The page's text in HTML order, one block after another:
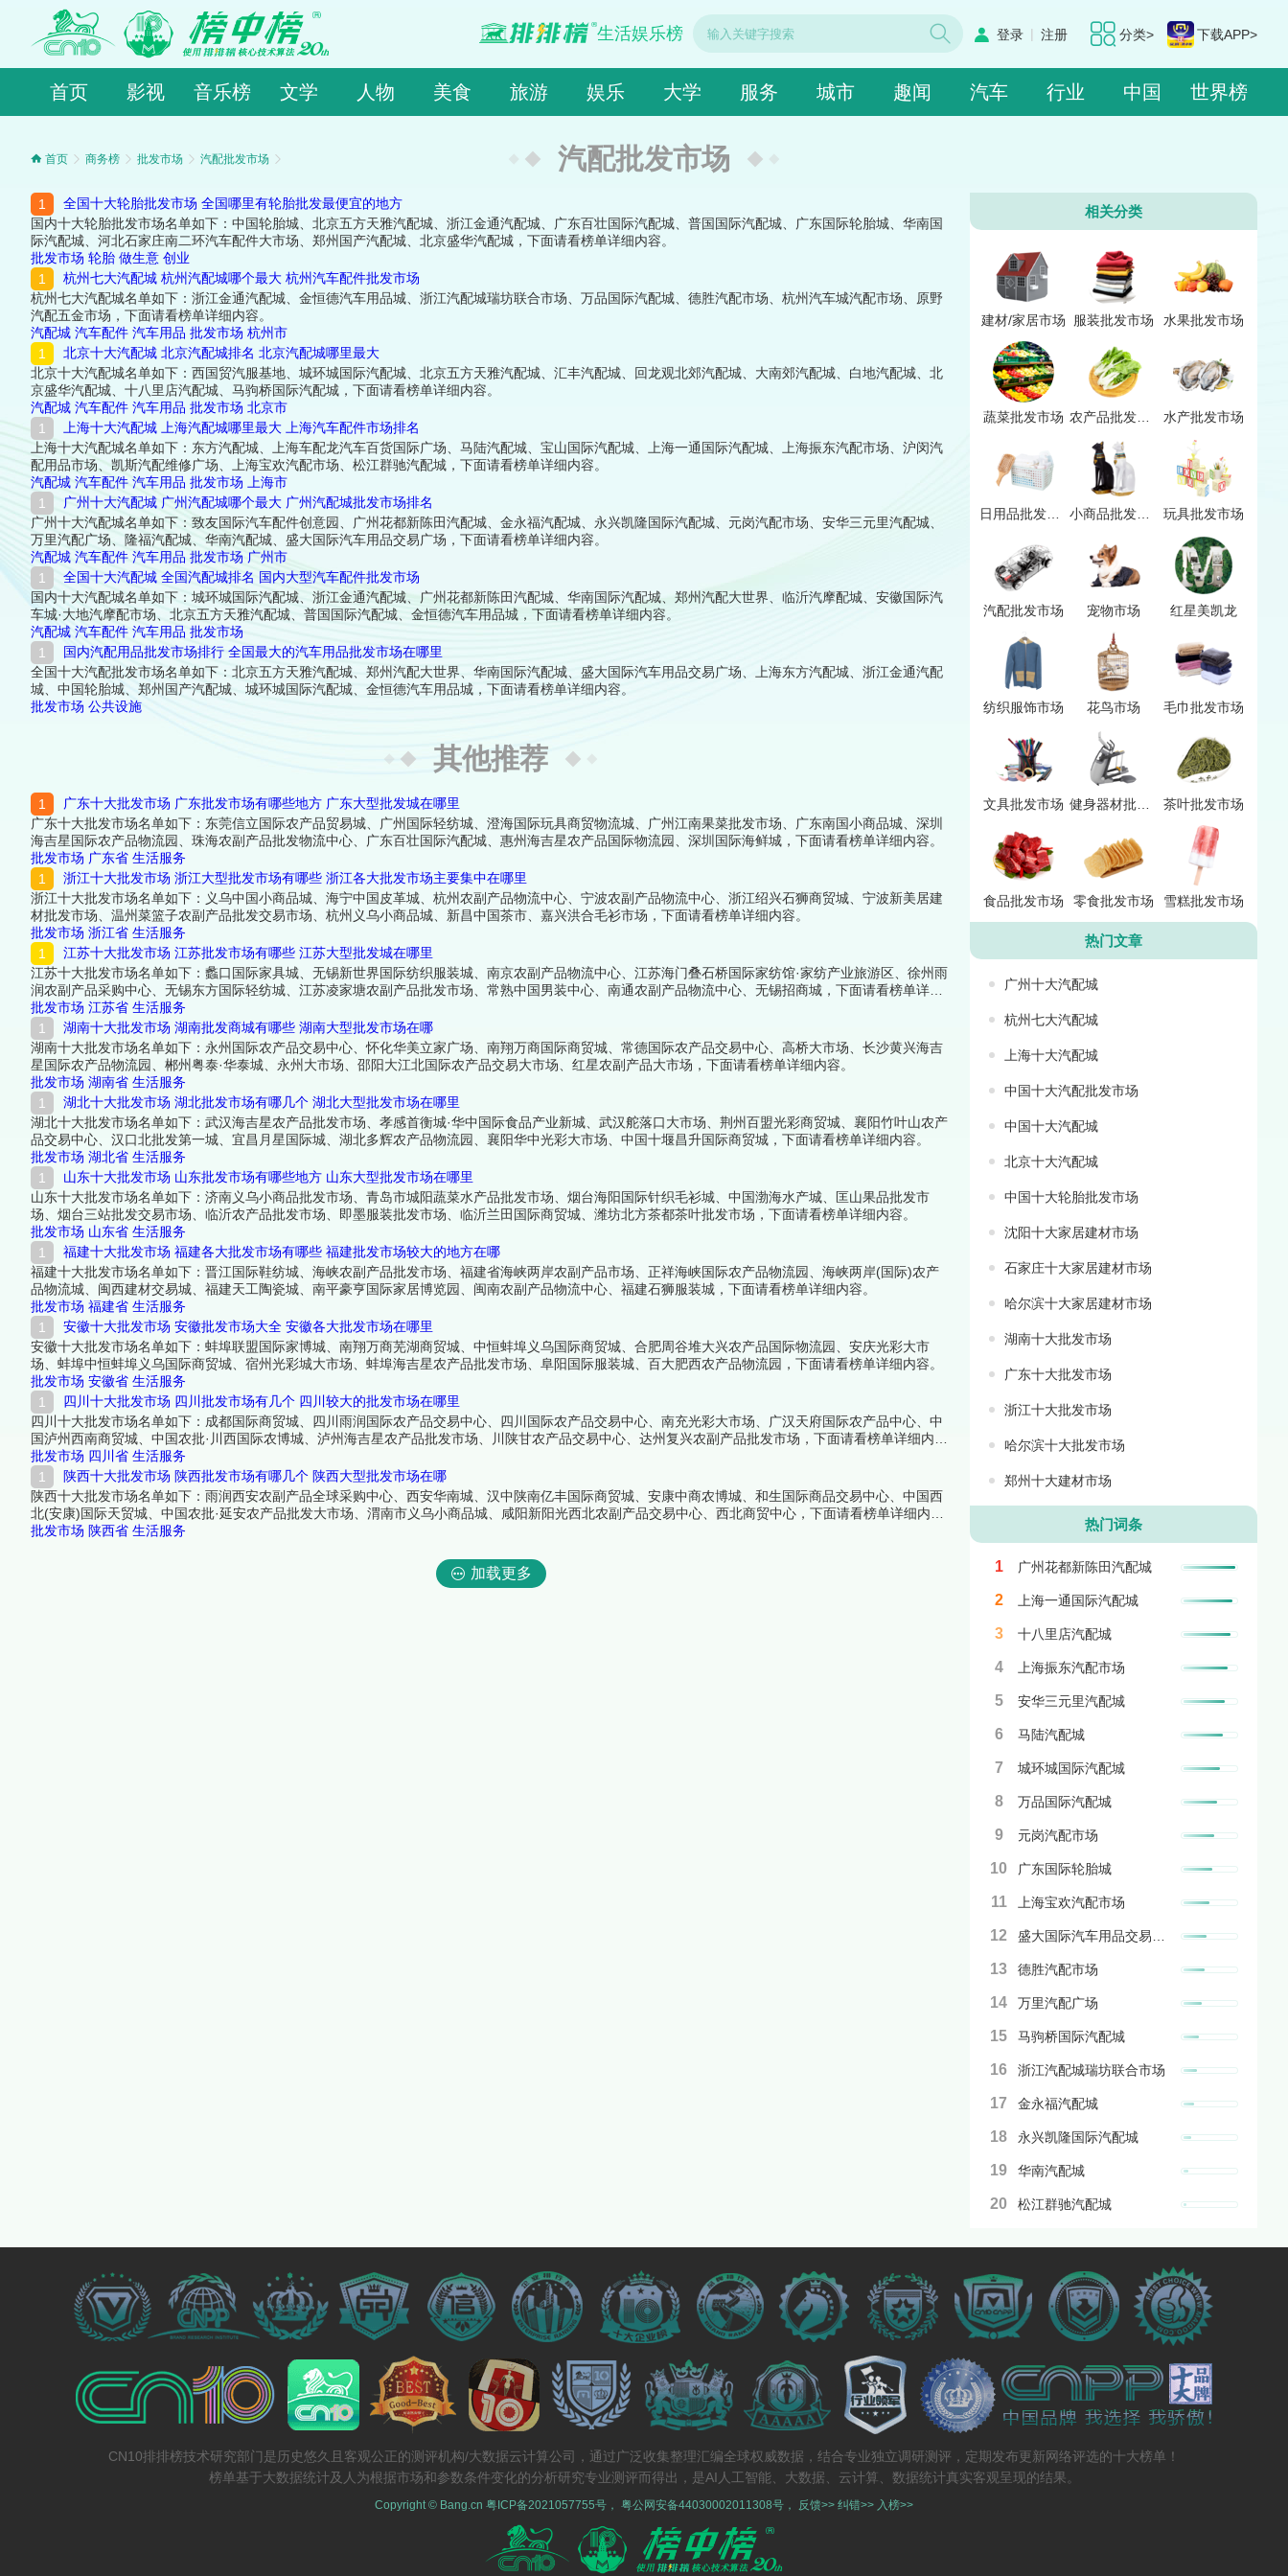
分类> 下载APP>
登录 | 注册
生活娱乐榜
首页 影视 音乐榜 文学 人物 美食 旅游 娱乐 大学 服务 城市 趣闻 汽车 行业 中国 世界榜
汽配批发市场
首页 商务榜 批发市场 汽配批发市场
全国十大轮胎批发市场 全国哪里有轮胎批发最便宜的地方
国内十大轮胎批发市场名单如下：中国轮胎城、北京五方天雅汽配城、浙江金通汽配城、广东百壮国际汽配城、普国国际汽配城、广东国际轮胎城、华南国
际汽配城、河北石家庄南二环汽车配件大市场、郑州国产汽配城、北京盛华汽配城，下面请看榜单详细内容。
批发市场 轮胎 做生意 创业
杭州七大汽配城 杭州汽配城哪个最大 杭州汽车配件批发市场
杭州七大汽配城名单如下：浙江金通汽配城、金恒德汽车用品城、浙江汽配城瑞坊联合市场、万品国际汽配城、德胜汽配市场、杭州汽车城汽配市场、原野
汽配五金市场，下面请看榜单详细内容。
汽配城 汽车配件 汽车用品 批发市场 杭州市
北京十大汽配城 北京汽配城排名 北京汽配城哪里最大
北京十大汽配城名单如下：西国贸汽服基地、城环城国际汽配城、北京五方天雅汽配城、汇丰汽配城、回龙观北郊汽配城、大南郊汽配城、白地汽配城、北
京盛华汽配城、十八里店汽配城、马驹桥国际汽配城，下面请看榜单详细内容。
汽配城 汽车配件 汽车用品 批发市场 北京市
上海十大汽配城 上海汽配城哪里最大 上海汽车配件市场排名
上海十大汽配城名单如下：东方汽配城、上海车配龙汽车百货国际广场、马陆汽配城、宝山国际汽配城、上海一通国际汽配城、上海振东汽配市场、沪闵汽
配用品市场、凯斯汽配维修广场、上海宝欢汽配市场、松江群驰汽配城，下面请看榜单详细内容。
汽配城 汽车配件 汽车用品 批发市场 上海市
广州十大汽配城 广州汽配城哪个最大 广州汽配城批发市场排名
广州十大汽配城名单如下：致友国际汽车配件创意园、广州花都新陈田汽配城、金永福汽配城、永兴凯隆国际汽配城、元岗汽配市场、安华三元里汽配城、
万里汽配广场、隆福汽配城、华南汽配城、盛大国际汽车用品交易广场，下面请看榜单详细内容。
汽配城 汽车配件 汽车用品 批发市场 广州市
全国十大汽配城 全国汽配城排名 国内大型汽车配件批发市场
国内十大汽配城名单如下：城环城国际汽配城、浙江金通汽配城、广州花都新陈田汽配城、华南国际汽配城、郑州汽配大世界、临沂汽摩配城、安徽国际汽
车城·大地汽摩配市场、北京五方天雅汽配城、普国国际汽配城、金恒德汽车用品城，下面请看榜单详细内容。
汽配城 汽车配件 汽车用品 批发市场
国内汽配用品批发市场排行 全国最大的汽车用品批发市场在哪里
全国十大汽配批发市场名单如下：北京五方天雅汽配城、郑州汽配大世界、华南国际汽配城、盛大国际汽车用品交易广场、上海东方汽配城、浙江金通汽配
城、中国轮胎城、郑州国产汽配城、城环城国际汽配城、金恒德汽车用品城，下面请看榜单详细内容。
批发市场 公共设施
其他推荐
广东十大批发市场 广东批发市场有哪些地方 广东大型批发城在哪里
广东十大批发市场名单如下：东莞信立国际农产品贸易城、广州国际轻纺城、澄海国际玩具商贸物流城、广州江南果菜批发市场、广东南国小商品城、深圳
海吉星国际农产品物流园、珠海农副产品批发物流中心、广东百壮国际汽配城、惠州海吉星农产品国际物流园、深圳国际海鲜城，下面请看榜单详细内容。
批发市场 广东省 生活服务
浙江十大批发市场 浙江大型批发市场有哪些 浙江各大批发市场主要集中在哪里
浙江十大批发市场名单如下：义乌中国小商品城、海宁中国皮革城、杭州农副产品物流中心、宁波农副产品物流中心、浙江绍兴石狮商贸城、宁波新美居建
材批发市场、温州菜篮子农副产品批发交易市场、杭州义乌小商品城、新昌中国茶市、嘉兴洪合毛衫市场，下面请看榜单详细内容。
批发市场 浙江省 生活服务
江苏十大批发市场 江苏批发市场有哪些 江苏大型批发城在哪里
江苏十大批发市场名单如下：蠡口国际家具城、无锡新世界国际纺织服装城、南京农副产品物流中心、江苏海门叠石桥国际家纺馆·家纺产业旅游区、徐州雨
润农副产品采购中心、无锡东方国际轻纺城、江苏凌家塘农副产品批发市场、常熟中国男装中心、南通农副产品物流中心、无锡招商城，下面请看榜单详细
内容。
批发市场 江苏省 生活服务
湖南十大批发市场 湖南批发商城有哪些 湖南大型批发市场在哪
湖南十大批发市场名单如下：永州国际农产品交易中心、怀化华美立家广场、南翔万商国际商贸城、常德国际农产品交易中心、高桥大市场、长沙黄兴海吉
星国际农产品物流园、郴州粤泰·华泰城、永州大市场、邵阳大江北国际农产品交易大市场、红星农副产品大市场，下面请看榜单详细内容。
批发市场 湖南省 生活服务
湖北十大批发市场 湖北批发市场有哪几个 湖北大型批发市场在哪里
湖北十大批发市场名单如下：武汉海吉星农产品批发市场、孝感首衡城·华中国际食品产业新城、武汉舵落口大市场、荆州百盟光彩商贸城、襄阳竹叶山农产
品交易中心、汉口北批发第一城、宜昌月星国际城、湖北多辉农产品物流园、襄阳华中光彩大市场、中国十堰昌升国际商贸城，下面请看榜单详细内容。
批发市场 湖北省 生活服务
山东十大批发市场 山东批发市场有哪些地方 山东大型批发市场在哪里
山东十大批发市场名单如下：济南义乌小商品批发市场、青岛市城阳蔬菜水产品批发市场、烟台海阳国际针织毛衫城、中国渤海水产城、匡山果品批发市
场、烟台三站批发交易市场、临沂农产品批发市场、即墨服装批发市场、临沂兰田国际商贸城、潍坊北方茶都茶叶批发市场，下面请看榜单详细内容。
批发市场 山东省 生活服务
福建十大批发市场 福建各大批发市场有哪些 福建批发市场较大的地方在哪
福建十大批发市场名单如下：晋江国际鞋纺城、海峡农副产品批发市场、福建省海峡两岸农副产品市场、正祥海峡国际农产品物流园、海峡两岸(国际)农产
品物流城、闽西建材交易城、福建天工陶瓷城、南平豪亨国际家居博览园、闽南农副产品物流中心、福建石狮服装城，下面请看榜单详细内容。
批发市场 福建省 生活服务
安徽十大批发市场 安徽批发市场大全 安徽各大批发市场在哪里
安徽十大批发市场名单如下：蚌埠联盟国际家博城、南翔万商芜湖商贸城、中恒蚌埠义乌国际商贸城、合肥周谷堆大兴农产品国际物流园、安庆光彩大市
场、蚌埠中恒蚌埠义乌国际商贸城、宿州光彩城大市场、蚌埠海吉星农产品批发市场、阜阳国际服装城、百大肥西农产品物流园，下面请看榜单详细内容。
批发市场 安徽省 生活服务
四川十大批发市场 四川批发市场有几个 四川较大的批发市场在哪里
四川十大批发市场名单如下：成都国际商贸城、四川雨润国际农产品交易中心、四川国际农产品交易中心、南充光彩大市场、广汉天府国际农产品中心、中
国泸州西南商贸城、中国农批·川西国际农博城、泸州海吉星农产品批发市场、川陕甘农产品交易中心、达州复兴农副产品批发市场，下面请看榜单详细内
容。
批发市场 四川省 生活服务
陕西十大批发市场 陕西批发市场有哪几个 陕西大型批发市场在哪
陕西十大批发市场名单如下：雨润西安农副产品全球采购中心、西安华南城、汉中陕南亿丰国际商贸城、安康中商农博城、和生国际商品交易中心、中国西
北(安康)国际天贸城、中国农批·延安农产品批发大市场、渭南市义乌小商品城、咸阳新阳光西北农副产品交易中心、西北商贸中心，下面请看榜单详细内
容。
批发市场 陕西省 生活服务
加载更多
相关分类
建材/家居市场 服装批发市场 水果批发市场
蔬菜批发市场 农产品批发市场 水产批发市场
日用品批发市场 小商品批发市场 玩具批发市场
汽配批发市场 宠物市场 红星美凯龙
纺织服饰市场 花鸟市场 毛巾批发市场
文具批发市场 健身器材批发市场 茶叶批发市场
食品批发市场 零食批发市场 雪糕批发市场
热门文章
广州十大汽配城
杭州七大汽配城
上海十大汽配城
中国十大汽配批发市场
中国十大汽配城
北京十大汽配城
中国十大轮胎批发市场
沈阳十大家居建材市场
石家庄十大家居建材市场
哈尔滨十大家居建材市场
湖南十大批发市场
广东十大批发市场
浙江十大批发市场
哈尔滨十大批发市场
郑州十大建材市场
热门词条
1 广州花都新陈田汽配城
2 上海一通国际汽配城
3 十八里店汽配城
4 上海振东汽配市场
5 安华三元里汽配城
6 马陆汽配城
7 城环城国际汽配城
8 万品国际汽配城
9 元岗汽配市场
10 广东国际轮胎城
11 上海宝欢汽配市场
12 盛大国际汽车用品交易广场
13 德胜汽配市场
14 万里汽配广场
15 马驹桥国际汽配城
16 浙江汽配城瑞坊联合市场
17 金永福汽配城
18 永兴凯隆国际汽配城
19 华南汽配城
20 松江群驰汽配城
CN10排排榜技术研究部门是历史悠久且客观公正的测评机构/大数据云计算公司，通过广泛收集整理汇编全球权威数据，结合专业独立调研测评，定期发布更新网络评选的十大榜单！
榜单基于大数据统计及人为根据市场和参数条件变化的分析研究专业测评而得出，是AI人工智能、大数据、云计算、数据统计真实客观呈现的结果。
Copyright © Bang.cn 粤ICP备2021057755号 ， 粤公网安备44030002011308号 ， 反馈>> 纠错>> 入榜>>